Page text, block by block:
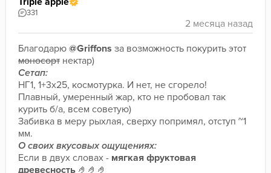
331
Благодарю @Griffons
моносорт нектар)
Сетап:
НГ1, 1+3х25, космотурка. И нет, не сгорело!
Плавный, умеренный жар, кто не пробовал так
курить б/а, всем советую)
Забивка в меру рыхлая, сверху попримял, отступ ~1
мм.
О своих вкусовых ощущениях:
Если в двух словах - мягкая фруктовая
древесность 🤌🤌🤌